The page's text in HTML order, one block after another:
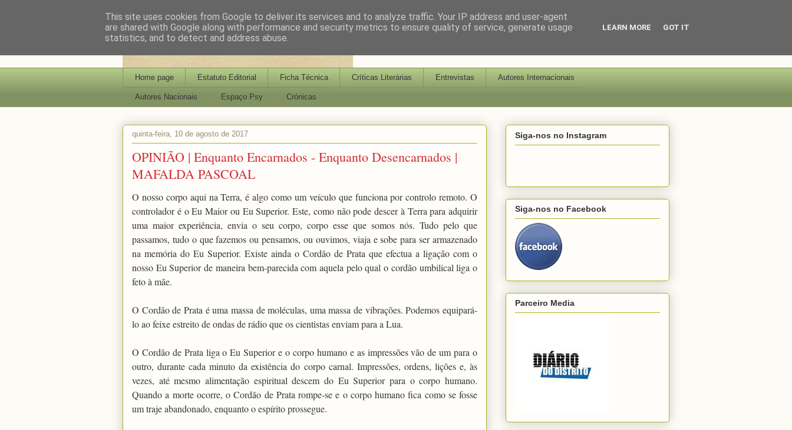
Home page Estatuto Editorial Ficha Técnica Críticas Literárias Entrevistas Autores Internacionais
Autores Nacionais Espaço Psy Crónicas
quinta-feira, 10 de agosto de 2017
OPINIÃO | Enquanto Encarnados - Enquanto Desencarnados |
MAFALDA PASCOAL
O nosso corpo aqui na Terra, é algo como um veículo que funciona por controlo remoto. O
controlador é o Eu Maior ou Eu Superior. Este, como não pode descer à Terra para adquirir
uma maior experiência, envia o seu corpo, corpo esse que somos nós. Tudo pelo que
passamos, tudo o que fazemos ou pensamos, ou ouvimos, viaja e sobe para ser armazenado
na memória do Eu Superior. Existe ainda o Cordão de Prata que efectua a ligação com o
nosso Eu Superior de maneira bem-parecida com aquela pelo qual o cordão umbilical liga o
feto à mãe.
O Cordão de Prata é uma massa de moléculas, uma massa de vibrações. Podemos equipará-
lo ao feixe estreito de ondas de rádio que os cientistas enviam para a Lua.
O Cordão de Prata liga o Eu Superior e o corpo humano e as impressões vão de um para o
outro, durante cada minuto da existência do corpo carnal. Impressões, ordens, lições e, às
vezes, até mesmo alimentação espiritual descem do Eu Superior para o corpo humano.
Quando a morte ocorre, o Cordão de Prata rompe-se e o corpo humano fica como se fosse
um traje abandonado, enquanto o espírito prossegue.
Siga-nos no Instagram
Siga-nos no Facebook
Parceiro Media
This site uses cookies from Google to deliver its services and to analyze traffic. Your IP address and user-agent
are shared with Google along with performance and security metrics to ensure quality of service, generate usage
statistics, and to detect and address abuse.
LEARN MORE GOT IT